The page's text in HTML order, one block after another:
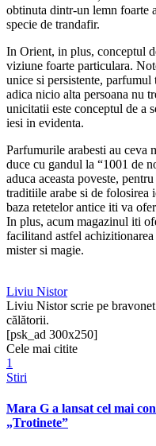
obtinuta dintr-un lemn foarte
specie de trandafir.
In Orient, in plus, conceptul
viziune foarte particulara.
unice si persistente, parfumul
adica nicio alta persoana nu
unicitatii este conceptul de a
iesi in evidenta.
Parfumurile arabesti au ceva
duce cu gandul la “1001 de
aduca aceasta poveste,
traditiile arabe si de
baza retetelor antice iti va
In plus, acum magazinul iti
facilitand astfel
mister si magie.
Liviu Nistor
Liviu Nistor scrie pe
călătorii.
[psk_ad 300x250]
Cele mai citite
1
Stiri
Mara G a lansat cel mai
„Trotinete”